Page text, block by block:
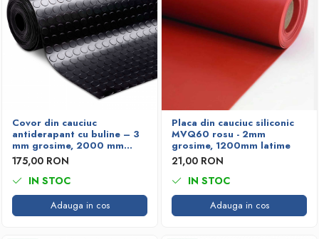
Covor din cauciuc
antiderapant cu buline – 3
mm grosime, 2000 mm
lățime
175,00 RON
IN STOC
Adauga in cos
Placa din cauciuc siliconic
MVQ60 rosu - 2mm
grosime, 1200mm latime
21,00 RON
IN STOC
Adauga in cos